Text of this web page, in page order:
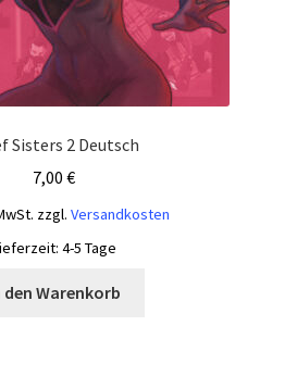
Sisters 2 Deutsch
7,00 €
zzgl. Versandkosten
4-5 Tage
den Warenkorb